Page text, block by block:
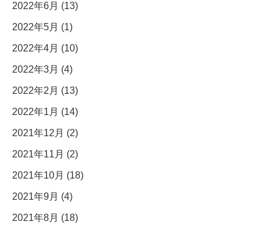
2022年6月 (13)
2022年5月 (1)
2022年4月 (10)
2022年3月 (4)
2022年2月 (13)
2022年1月 (14)
2021年12月 (2)
2021年11月 (2)
2021年10月 (18)
2021年9月 (4)
2021年8月 (18)